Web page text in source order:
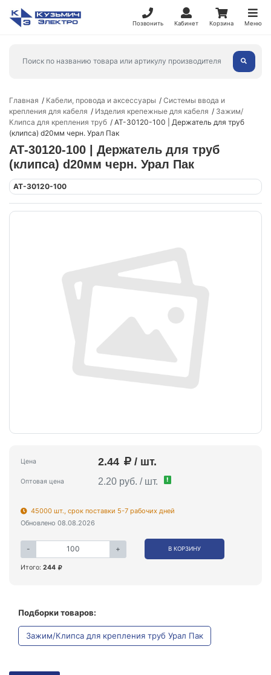
Позвонить Кабинет Корзина Меню
Главная Кабели, провода и аксессуары
Системы ввода и
крепления для кабеля
Изделия крепежные для кабеля
Зажим/
Клипса для крепления труб
АТ-30120-100 | Держатель для труб
(клипса) d20мм черн. Урал Пак
АТ-30120-100 | Держатель для труб
(клипса) d20мм черн. Урал Пак
АТ-30120-100
Цена 2.44 / шт.
Оптовая цена 2.20 руб. / шт. !
45000 шт., срок поставки 5-7 рабочих дней
Обновлено 08.08.2026
- + В КОРЗИНУ
Итого: 244
Подборки товаров:
Зажим/Клипса для крепления труб Урал Пак